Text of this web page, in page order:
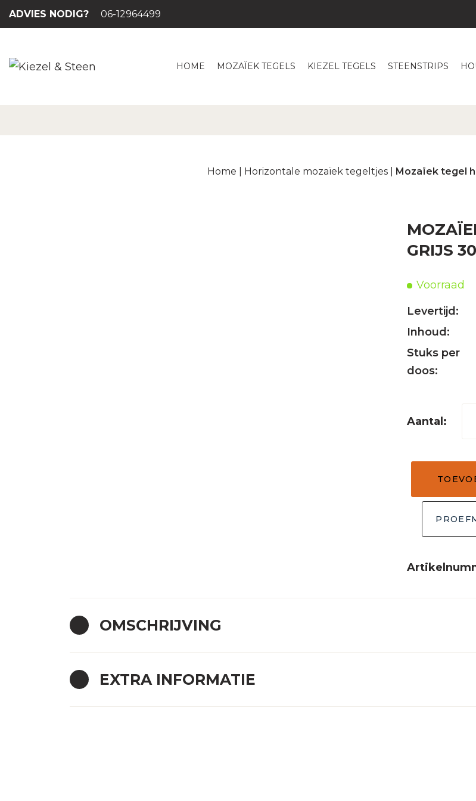
ADVIES NODIG? 06-12964499
HOME MOZAÏEK TEGELS KIEZEL TEGELS STEENSTRIPS
Home Horizontale mozaïek tegeltjes Mozaïek tegel
GRIJS
Voorraad
Levertijd:
Inhoud:
Stuks per
doos:
50
OMSCHRIJVING
EXTRA INFORMATIE